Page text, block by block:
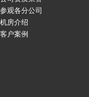
参观各分公司
机房介绍
客户案例